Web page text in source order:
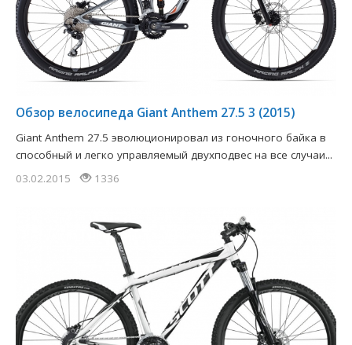
Обзор велосипеда Giant Anthem 27.5 3 (2015)
Giant Anthem 27.5 эволюционировал из гоночного байка в
способный и легко управляемый двухподвес на все случаи...
03.02.2015
1336